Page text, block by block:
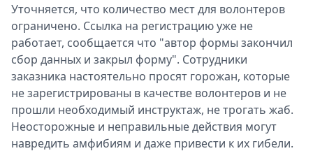
Уточняется, что количество мест для волонтеров
ограничено. Ссылка на регистрацию уже не
работает, сообщается что "автор формы закончил
сбор данных и закрыл форму". Сотрудники
заказника настоятельно просят горожан, которые
не зарегистрированы в качестве волонтеров и не
прошли необходимый инструктаж, не трогать жаб.
Неосторожные и неправильные действия могут
навредить амфибиям и даже привести к их гибели.